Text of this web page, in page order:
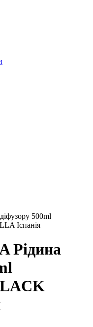
500ml
Іспанія
Рідина